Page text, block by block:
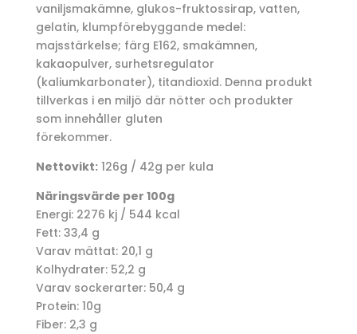
vaniljsmakämne, glukos-fruktossirap, vatten,
gelatin, klumpförebyggande medel:
majsstärkelse; färg E162, smakämnen,
kakaopulver, surhetsregulator
(kaliumkarbonater), titandioxid. Denna produkt
tillverkas i en miljö där nötter och produkter
som innehåller gluten
förekommer.
Nettovikt:126g / 42g per kula
Näringsvärde per 100g
Energi: 2276 kj / 544 kcal
Fett: 33,4 g
Varav mättat: 20,1 g
Kolhydrater: 52,2 g
Varav sockerarter: 50,4 g
Protein: 10g
Fiber: 2,3 g